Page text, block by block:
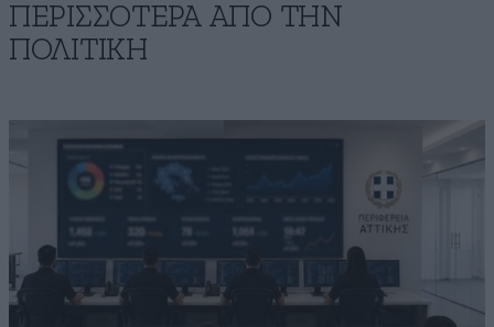
ΠΕΡΙΣΣΟΤΕΡΑ ΑΠΟ ΤΗΝ
ΠΟΛΙΤΙΚΗ